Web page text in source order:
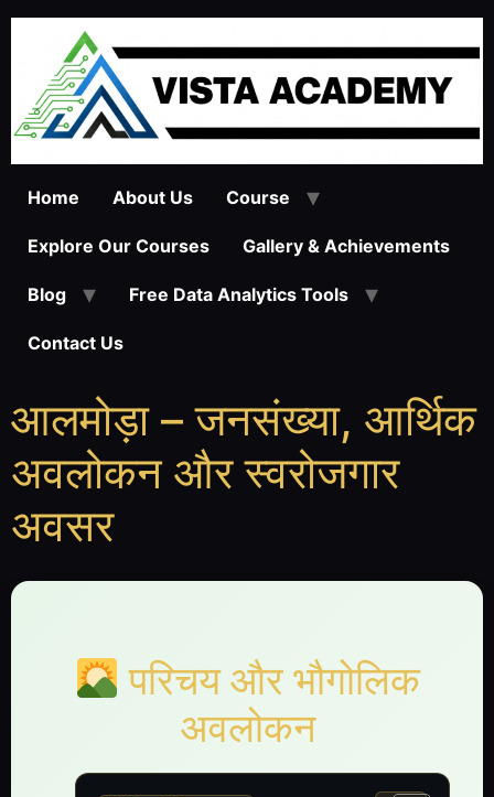
Home About Us Course
Explore Our Courses Gallery & Achievements
Blog Free Data Analytics Tools
Contact Us
आलमोड़ा – जनसंख्या, आर्थिक
अवलोकन और स्वरोजगार
अवसर
परिचय और भौगोलिक
अवलोकन